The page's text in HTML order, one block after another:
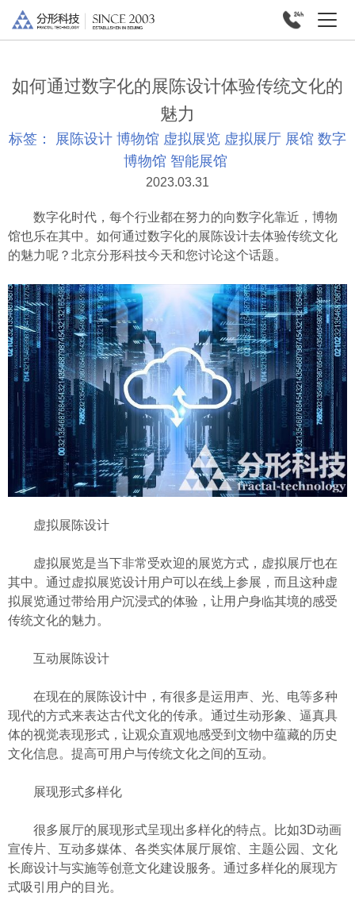
如何通过数字化的展陈设计体验传统文化的
魅力
标签： 展陈设计 博物馆 虚拟展览 虚拟展厅 展馆 数字
博物馆 智能展馆
2023.03.31
数字化时代，每个行业都在努力的向数字化靠近，博物
馆也乐在其中。如何通过数字化的展陈设计去体验传统文化
的魅力呢？北京分形科技今天和您讨论这个话题。
虚拟展陈设计
虚拟展览是当下非常受欢迎的展览方式，虚拟展厅也在
其中。通过虚拟展览设计用户可以在线上参展，而且这种虚
拟展览通过带给用户沉浸式的体验，让用户身临其境的感受
传统文化的魅力。
互动展陈设计
在现在的展陈设计中，有很多是运用声、光、电等多种
现代的方式来表达古代文化的传承。通过生动形象、逼真具
体的视觉表现形式，让观众直观地感受到文物中蕴藏的历史
文化信息。提高可用户与传统文化之间的互动。
展现形式多样化
很多展厅的展现形式呈现出多样化的特点。比如3D动画
宣传片、互动多媒体、各类实体展厅展馆、主题公园、文化
长廊设计与实施等创意文化建设服务。通过多样化的展现方
式吸引用户的目光。